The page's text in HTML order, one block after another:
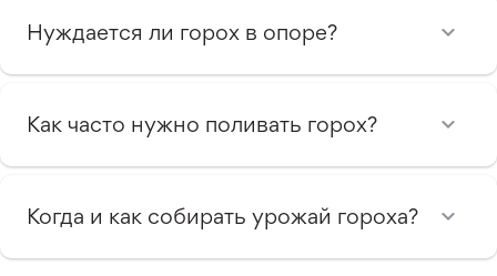
Нуждается ли горох в опоре?
Как часто нужно поливать горох?
Когда и как собирать урожай гороха?